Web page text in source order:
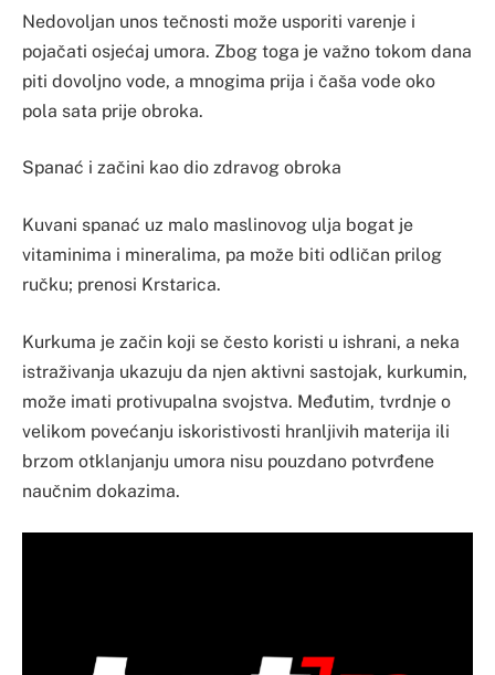
Nedovoljan unos tečnosti može usporiti varenje i
pojačati osjećaj umora. Zbog toga je važno tokom dana
piti dovoljno vode, a mnogima prija i čaša vode oko
pola sata prije obroka.
Spanać i začini kao dio zdravog obroka
Kuvani spanać uz malo maslinovog ulja bogat je
vitaminima i mineralima, pa može biti odličan prilog
ručku; prenosi Krstarica.
Kurkuma je začin koji se često koristi u ishrani, a neka
istraživanja ukazuju da njen aktivni sastojak, kurkumin,
može imati protivupalna svojstva. Međutim, tvrdnje o
velikom povećanju iskoristivosti hranljivih materija ili
brzom otklanjanju umora nisu pouzdano potvrđene
naučnim dokazima.